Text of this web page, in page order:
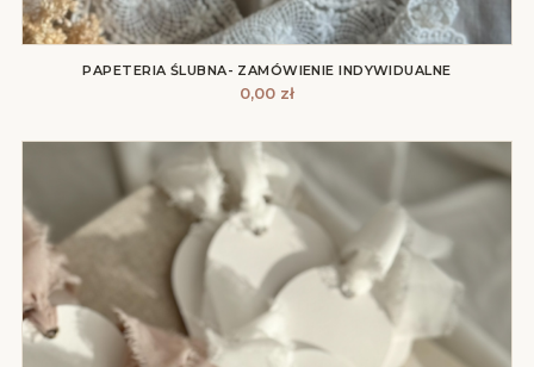
PAPETERIA ŚLUBNA- ZAMÓWIENIE INDYWIDUALNE
0,00 zł